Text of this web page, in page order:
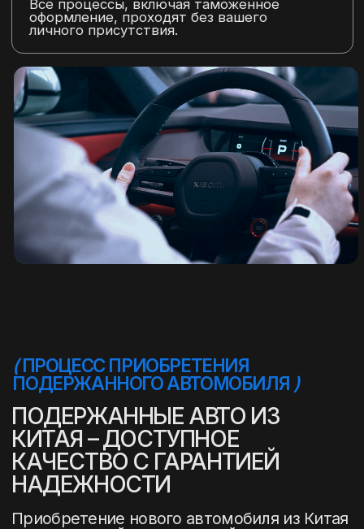
+7(916)555-14-15
info@stepautomsk.ru
публичной офертой и носит исключительно
ознакомительный, консультативный
5,0
Рейтинг организации в Яндексе